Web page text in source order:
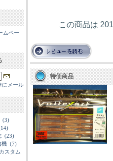
ムペー
にメール
(3)
(23)
機 (7)
スタム
この商品は
特価商品